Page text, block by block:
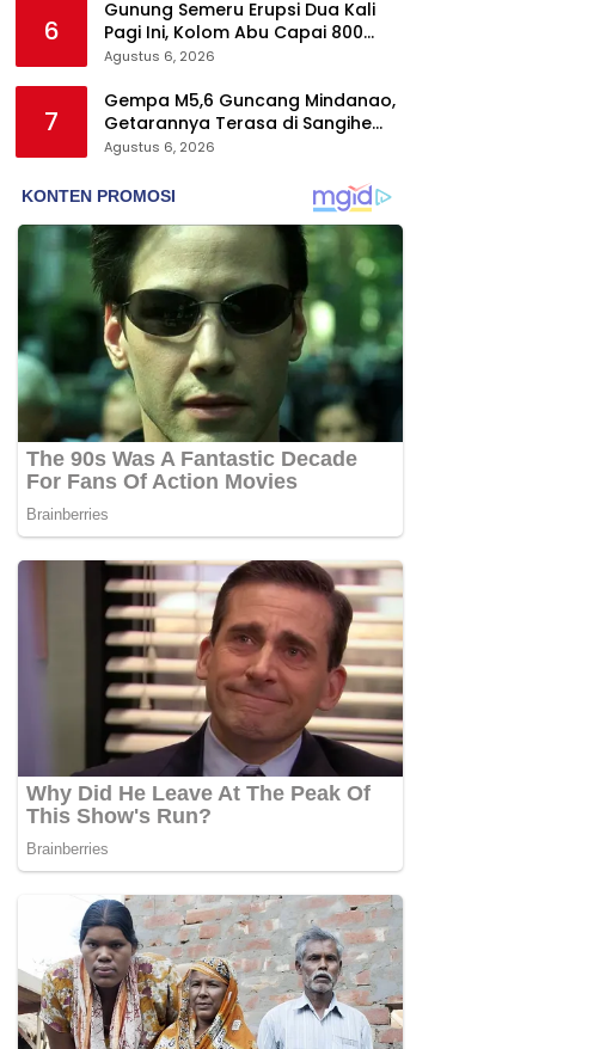
6
Gunung Semeru Erupsi Dua Kali
Pagi Ini, Kolom Abu Capai 800
Meter
Agustus 6, 2026
7
Gempa M5,6 Guncang Mindanao,
Getarannya Terasa di Sangihe
dan Talaud
Agustus 6, 2026